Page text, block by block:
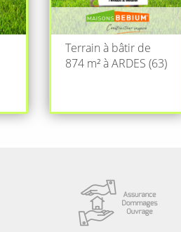
Terrain à bâtir de
874 m² à ARDES (63)